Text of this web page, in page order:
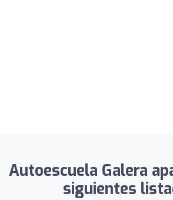
Autoescuela Galera
siguientes